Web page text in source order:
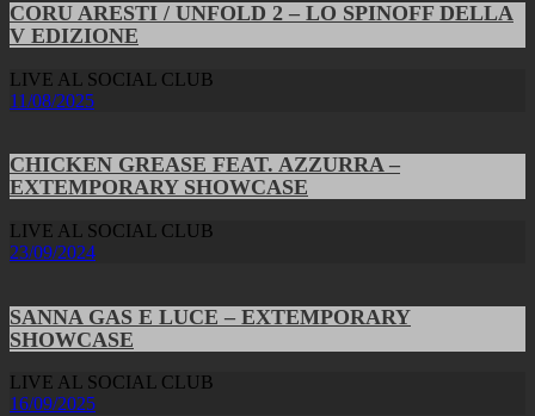
CORU ARESTI / UNFOLD 2 – LO SPINOFF DELLA
V EDIZIONE
LIVE AL SOCIAL CLUB
11/08/2025
CHICKEN GREASE FEAT. AZZURRA –
EXTEMPORARY SHOWCASE
LIVE AL SOCIAL CLUB
23/09/2024
SANNA GAS E LUCE – EXTEMPORARY
SHOWCASE
LIVE AL SOCIAL CLUB
16/09/2025